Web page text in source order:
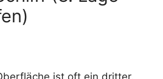
ist oft ein dritter,